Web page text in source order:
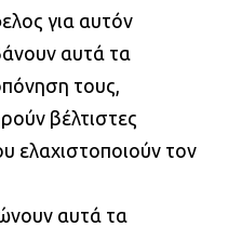
για αυτόν
αυτά τα
τους,
βέλτιστες
ελαχιστοποιούν τον
αυτά τα